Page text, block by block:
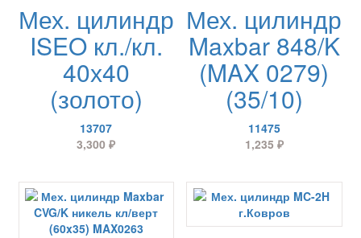
Мех. цилиндр
ISEO кл./кл.
40х40
(золото)
13707
3,300₽
Мех. цилиндр
Maxbar 848/K
(MAX 0279)
(35/10)
11475
1,235 ₽